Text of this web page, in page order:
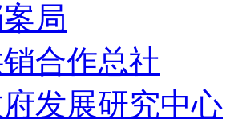
局
合作总社
发展研究中心